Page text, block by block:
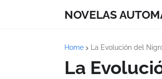
NOVELAS
Home La Evolución del
La